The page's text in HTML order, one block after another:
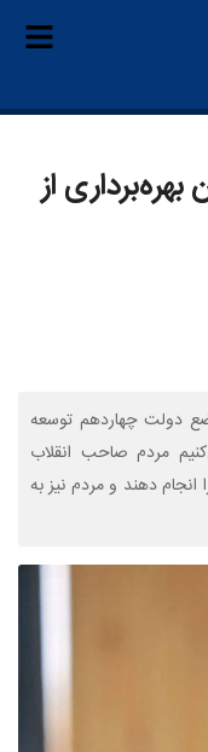
از
دولت چهاردهم توسعه
مردم صاحب انقلاب
دهند و مردم نیز به